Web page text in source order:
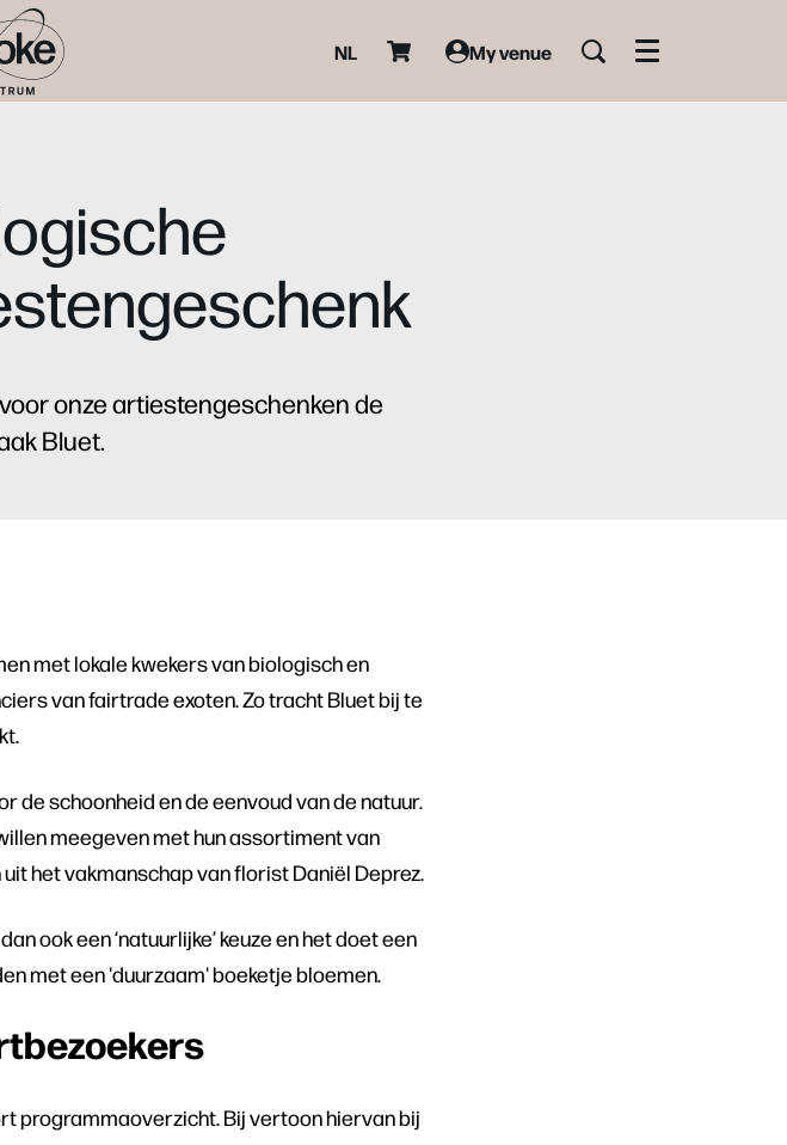
NL My venue Menu
onze artiestengeschenken de
Bluet.
met lokale kwekers van biologisch en
van fairtrade exoten. Zo tracht Bluet bij te
de schoonheid en de eenvoud van de natuur.
meegeven met hun assortiment van
het vakmanschap van florist Daniël Deprez.
ook een ‘natuurlijke’ keuze en het doet een
met een 'duurzaam' boeketje bloemen.
programmaoverzicht. Bij vertoon hiervan bij